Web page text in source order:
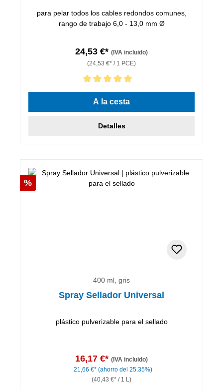
para pelar todos los cables redondos comunes,
rango de trabajo 6,0 - 13,0 mm Ø
24,53 €* (IVA incluido)
(24,53 €* / 1 PCE)
Calificación promedio de 5 de 5 estrellas
A la cesta
Detalles
Descuento
%
400 ml, gris
Spray Sellador Universal
plástico pulverizable para el sellado
16,17 €* (IVA incluido)
21,66 €* (ahorro del 25.35%)
(40,43 €* / 1 L)